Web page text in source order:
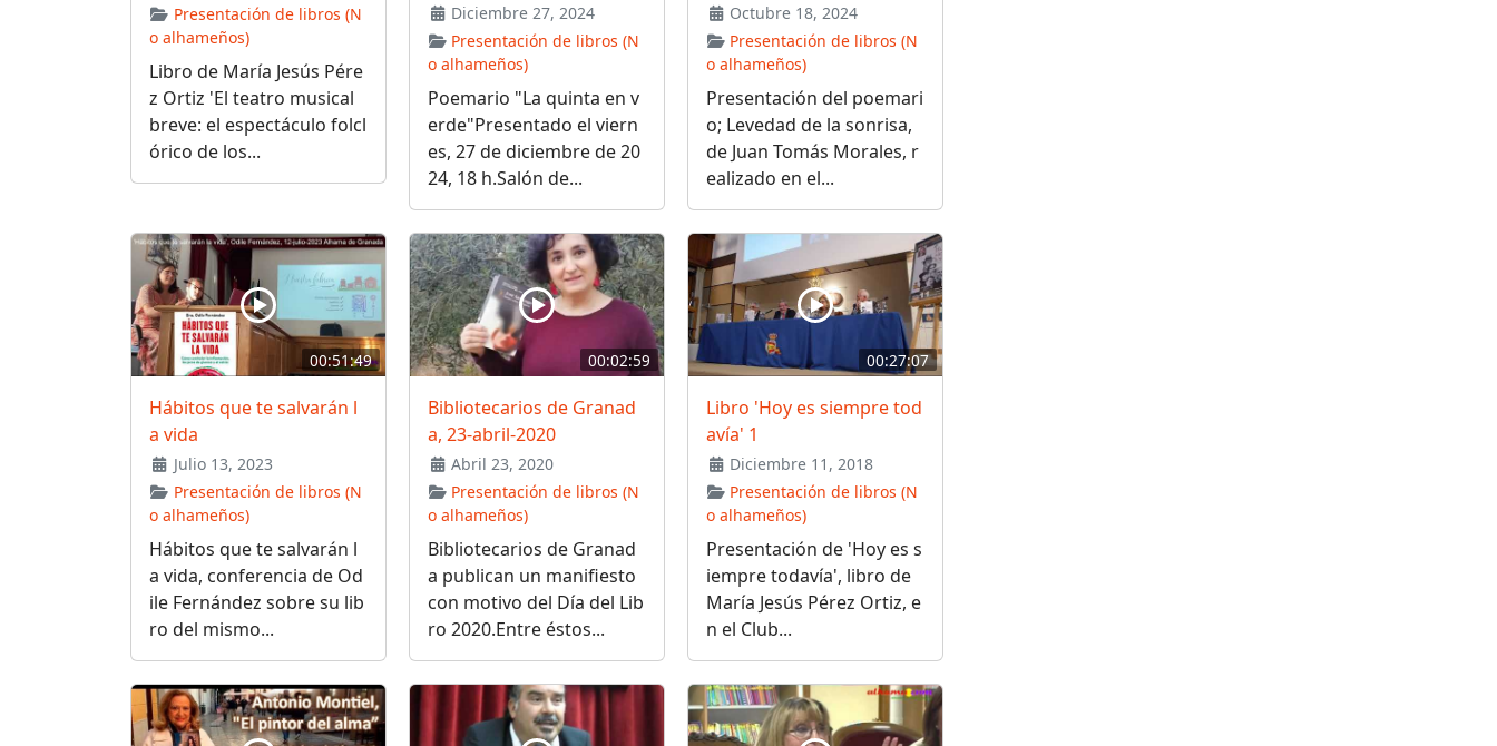
Presentación de libros (N
o alhameños)
Libro de María Jesús Pére
z Ortiz 'El teatro musical
breve: el espectáculo folcl
órico de los...
Diciembre 27, 2024
Presentación de libros (N
o alhameños)
Poemario "La quinta en v
erde"Presentado el viern
es, 27 de diciembre de 20
24, 18 h.Salón de...
Octubre 18, 2024
Presentación de libros (N
o alhameños)
Presentación del poemari
o; Levedad de la sonrisa,
de Juan Tomás Morales, r
ealizado en el...
00:51:49
Hábitos que te salvarán l
a vida
Julio 13, 2023
Presentación de libros (N
o alhameños)
Hábitos que te salvarán l
a vida, conferencia de Od
ile Fernández sobre su lib
ro del mismo...
00:02:59
Bibliotecarios de Granad
a, 23-abril-2020
Abril 23, 2020
Presentación de libros (N
o alhameños)
Bibliotecarios de Granad
a publican un manifiesto
con motivo del Día del Lib
ro 2020.Entre éstos...
00:27:07
Libro 'Hoy es siempre tod
avía' 1
Diciembre 11, 2018
Presentación de libros (N
o alhameños)
Presentación de 'Hoy es s
iempre todavía', libro de
María Jesús Pérez Ortiz, e
n el Club...